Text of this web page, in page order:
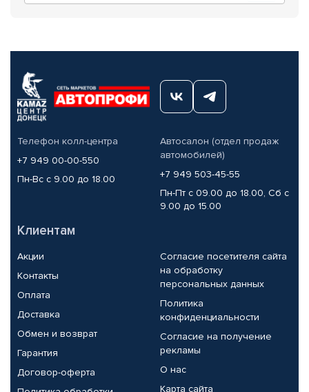
Телефон колл-центра
+7 949 00-00-550
Пн-Вс с 9.00 до 18.00
Автосалон (отдел продаж
автомобилей)
+7 949 503-45-55
Пн-Пт с 09.00 до 18.00, Сб с
9.00 до 15.00
Клиентам
Акции
Контакты
Оплата
Доставка
Обмен и возврат
Гарантия
Договор-оферта
Согласие посетителя сайта
на обработку
персональных данных
Политика
конфиденциальности
Согласие на получение
рекламы
О нас
Карта сайта